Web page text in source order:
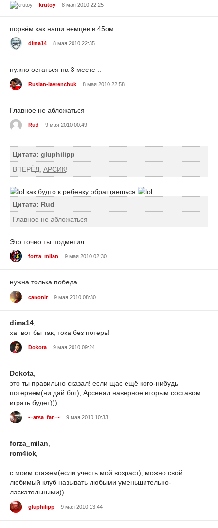
krutoy 8 мая 2010 22:25
порвём как наши немцев в 45ом
dima14 8 мая 2010 22:35
нужно остаться на 3 месте ..
Ruslan-lavrenchuk 8 мая 2010 22:58
Главное не абложаться
Rud 9 мая 2010 00:49
Цитата: gluphilipp
ВПЕРЁД, АРСИК!
как будто к ребенку обращаешься
Цитата: Rud
Главное не абложаться
Это точно ты подметил
forza_milan 9 мая 2010 02:30
нужна толька победа
canonir 9 мая 2010 08:30
dima14
ха, вот бы так, тока без потерь!
Dokota 9 мая 2010 09:24
Dokota
это ты правильно сказал! если щас ещё кого-нибудь
потеряем(ни дай бог), Арсенал наверное вторым составом
играть будет)))
-=arsa_fan=- 9 мая 2010 10:33
forza_milan
rom4ick
с моим стажем(если учесть мой возраст), можно свой
любимый клуб называть любыми уменьшительно-
ласкательными))
gluphilipp 9 мая 2010 13:44